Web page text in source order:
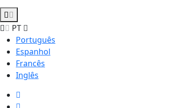
PT
Português
Espanhol
Francês
Inglês